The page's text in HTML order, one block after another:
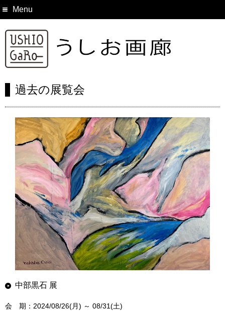
Menu
過去の展覧会
中部黒石 展
会 期：2024/08/26(月) ～ 08/31(土)